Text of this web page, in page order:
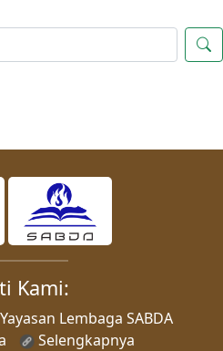
Kami:
Yayasan Lembaga SABDA
Selengkapnya